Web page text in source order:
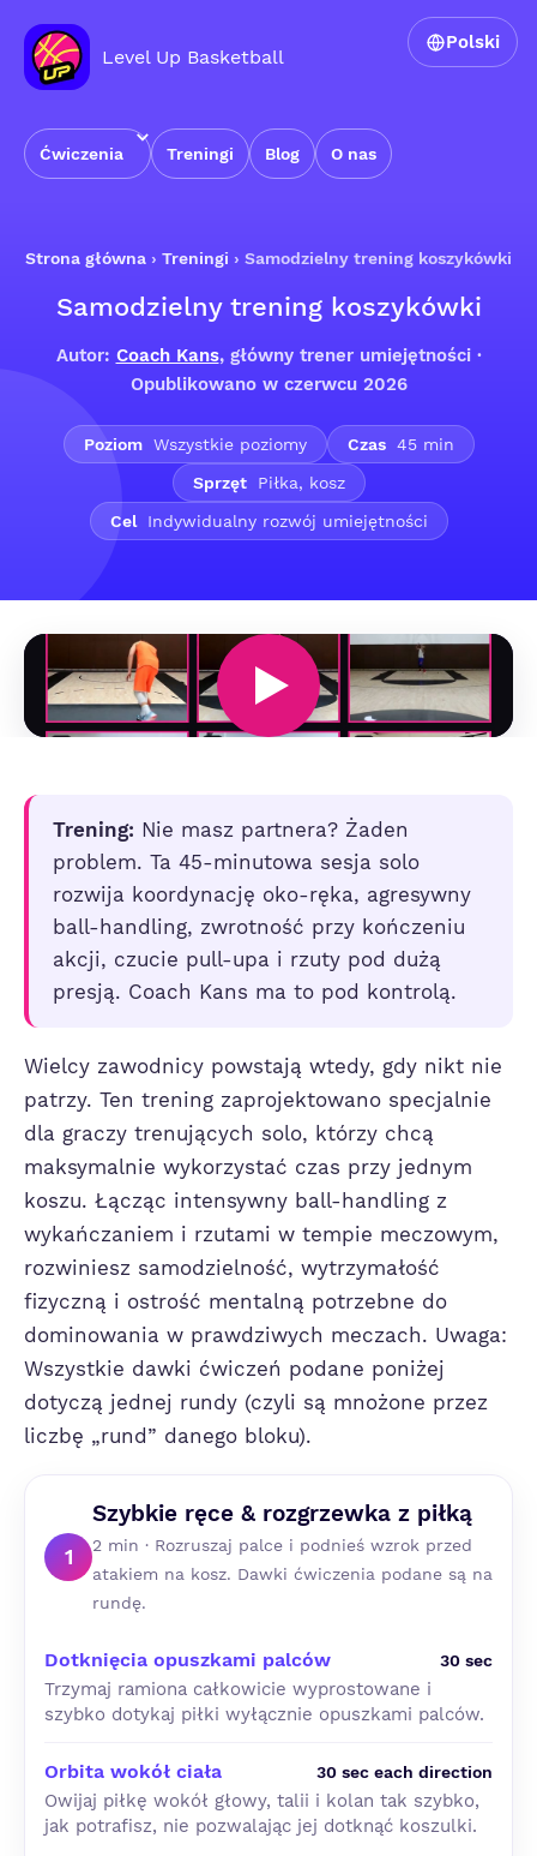
Level Up Basketball
Ćwiczenia Treningi Blog O nas
Polski
Strona główna › Treningi › Samodzielny trening koszykówki
Samodzielny trening koszykówki
Autor: Coach Kans, główny trener umiejętności ·
Opublikowano w czerwcu 2026
Poziom Wszystkie poziomy Czas 45 min
Sprzęt
Piłka, kosz
Cel
Indywidualny rozwój umiejętności
Trening: Nie masz partnera? Żaden
problem. Ta 45-minutowa sesja solo
rozwija koordynację oko-ręka, agresywny
ball-handling, zwrotność przy kończeniu
akcji, czucie pull-upa i rzuty pod dużą
presją. Coach Kans ma to pod kontrolą.
Wielcy zawodnicy powstają wtedy, gdy nikt nie
patrzy. Ten trening zaprojektowano specjalnie
dla graczy trenujących solo, którzy chcą
maksymalnie wykorzystać czas przy jednym
koszu. Łącząc intensywny ball-handling z
wykańczaniem i rzutami w tempie meczowym,
rozwiniesz samodzielność, wytrzymałość
fizyczną i ostrość mentalną potrzebne do
dominowania w prawdziwych meczach. Uwaga:
Wszystkie dawki ćwiczeń podane poniżej
dotyczą jednej rundy (czyli są mnożone przez
liczbę „rund” danego bloku).
1
Szybkie ręce & rozgrzewka z piłką
2 min · Rozruszaj palce i podnieś wzrok przed
atakiem na kosz. Dawki ćwiczenia podane są na
rundę.
Dotknięcia opuszkami palców 30 sec
Trzymaj ramiona całkowicie wyprostowane i
szybko dotykaj piłki wyłącznie opuszkami palców.
Orbita wokół ciała 30 sec each direction
Owijaj piłkę wokół głowy, talii i kolan tak szybko,
jak potrafisz, nie pozwalając jej dotknąć koszulki.